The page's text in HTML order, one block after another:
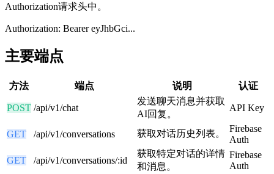
Authorization请求头中。
Authorization: Bearer eyJhbGci...
主要端点
方法 端点 说明 认证
POST /api/v1/chat
发送聊天消息并获取
AI回复。
API Key
GET /api/v1/conversations 获取对话历史列表。
Firebase
Auth
GET
/api/v1/conversations/:id
获取特定对话的详情
和消息。
Firebase
Auth